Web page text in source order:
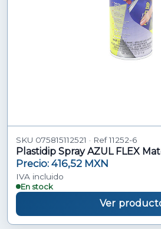
SKU 075815112521 · Ref 11252-6
Plastidip Spray AZUL FLEX
Precio: 416,52 MXN
IVA incluido
En stock
Ver